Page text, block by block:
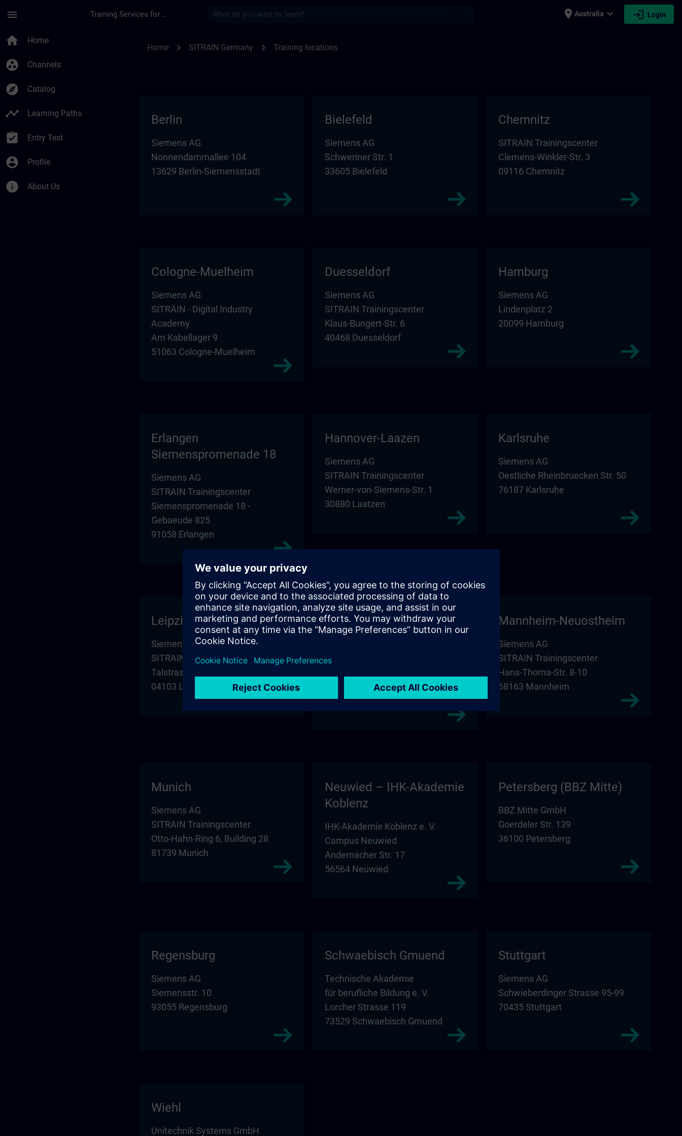
menu Training Services for Digital Industries place Australia expand_more login Login
home Home
group_work Channels
explore Catalog
timeline Learning Paths
assignment_turned_in Entry Test
account_circle Profile
info About Us
Home chevron_right SITRAIN Germany chevron_right Training locations
Berlin
Siemens AG
Nonnendammallee 104
13629 Berlin-Siemensstadt
Bielefeld
Siemens AG
Schweriner Str. 1
33605 Bielefeld
Chemnitz
SITRAIN Trainingscenter
Clemens-Winkler-Str. 3
09116 Chemnitz
Cologne-Muelheim
Siemens AG
SITRAIN - Digital Industry
Academy
Am Kabellager 9
51063 Cologne-Muelheim
Duesseldorf
Siemens AG
SITRAIN Trainingscenter
Klaus-Bungert-Str. 6
40468 Duesseldorf
Hamburg
Siemens AG
Lindenplatz 2
20099 Hamburg
Erlangen
Siemenspromenade 18
Siemens AG
SITRAIN Trainingscenter
Siemenspromenade 18 -
Gebaeude 825
91058 Erlangen
Hannover-Laazen
Siemens AG
SITRAIN Trainingscenter
Werner-von-Siemens-Str. 1
30880 Laatzen
Karlsruhe
Siemens AG
Oestliche Rheinbruecken Str. 50
76187 Karlsruhe
Leipzig
Siemens AG
SITRAIN Trainingscenter
Talstrasse 1
04103 Leipzig
Magdeburg – SBH
Niederlassung Magdeburg
39104 Magdeburg
Mannheim-Neuostheim
Siemens AG
SITRAIN Trainingscenter
Hans-Thoma-Str. 8-10
68163 Mannheim
Munich
Siemens AG
SITRAIN Trainingscenter
Otto-Hahn-Ring 6, Building 28
81739 Munich
Neuwied – IHK-Akademie
Koblenz
IHK-Akademie Koblenz e. V.
Campus Neuwied
Andernacher Str. 17
56564 Neuwied
Petersberg (BBZ Mitte)
BBZ Mitte GmbH
Goerdeler Str. 139
36100 Petersberg
Regensburg
Siemens AG
Siemensstr. 10
93055 Regensburg
Schwaebisch Gmuend
Technische Akademie
für berufliche Bildung e. V.
Lorcher Strasse 119
73529 Schwaebisch Gmuend
Stuttgart
Siemens AG
Schwieberdinger Strasse 95-99
70435 Stuttgart
Wiehl
Unitechnik Systems GmbH